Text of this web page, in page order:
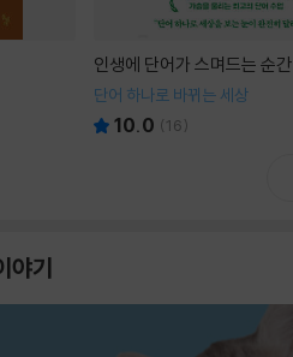
인생에 단어가 스며드는 순간
단어 하나로 바뀌는 세상
10.0 (16)
야기